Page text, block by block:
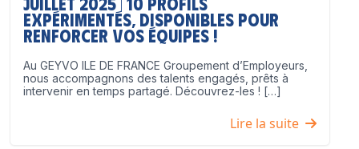
expérimentés, disponibles pour
renforcer vos équipes !
Au GEYVO ILE DE FRANCE Groupement d’Employeurs,
nous accompagnons des talents engagés, prêts à
intervenir en temps partagé. Découvrez-les ! […]
Lire la suite